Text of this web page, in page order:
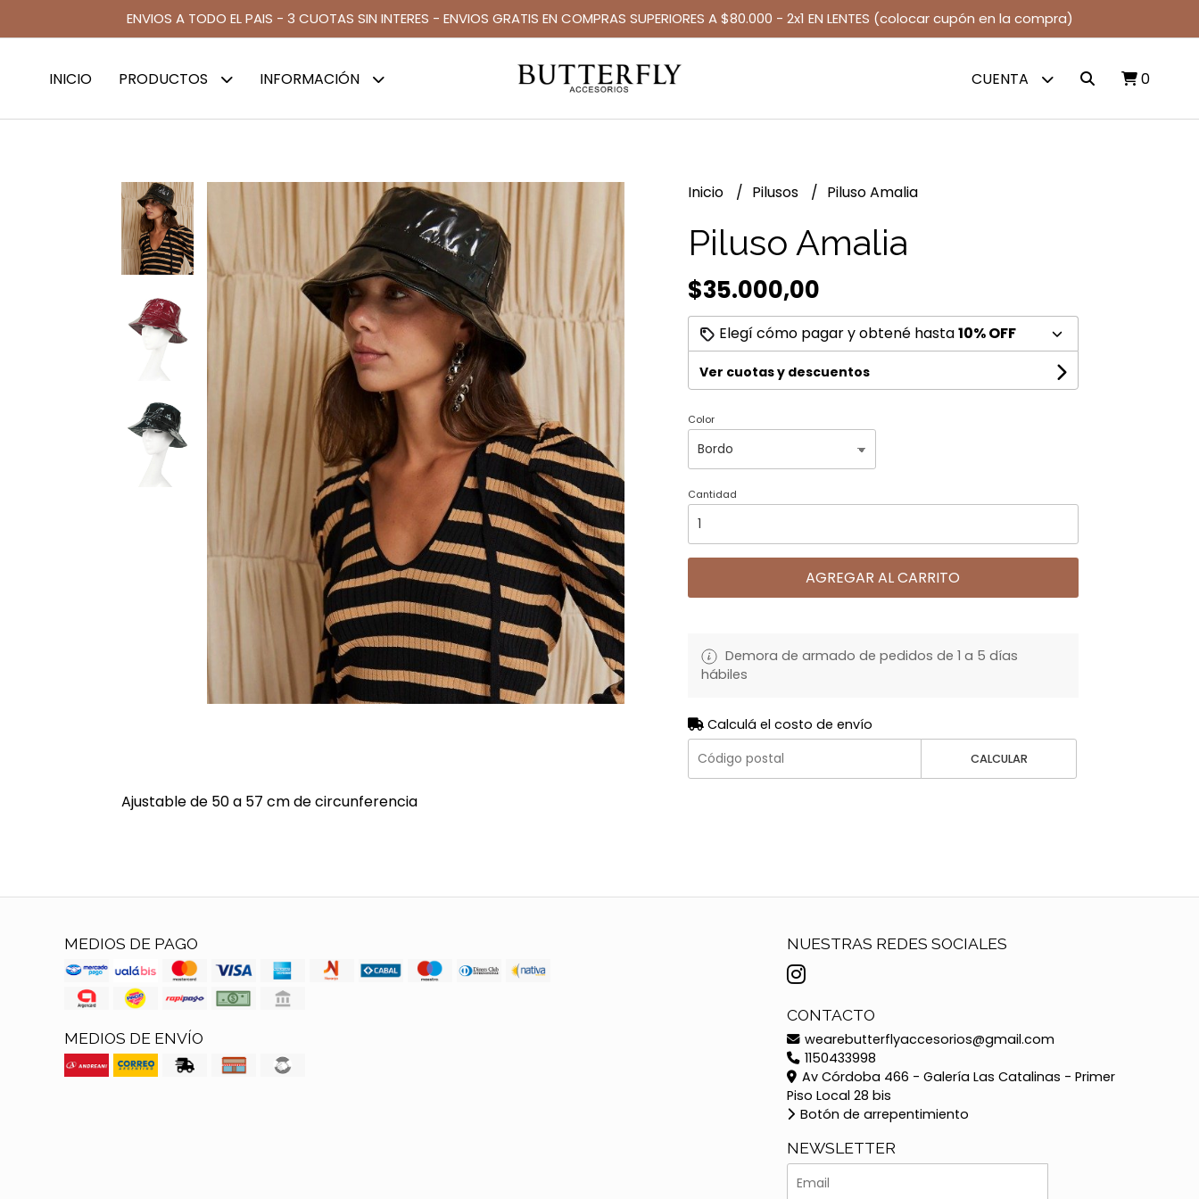
ENVIOS A TODO EL PAIS - 3 CUOTAS SIN INTERES - ENVIOS GRATIS EN COMPRAS SUPERIORES A $80.000 - 2x1 EN LENTES (colocar cupón en la compra)
INICIO PRODUCTOS INFORMACIÓN CUENTA 0
Ajustable de 50 a 57 cm de circunferencia
Inicio Pilusos Piluso Amalia
Piluso Amalia
$35.000,00
Elegí cómo pagar y obtené hasta10% OFF
Ver cuotas y descuentos
Color
Cantidad
AGREGAR AL CARRITO
Demora de armado de pedidos de 1 a 5 días
hábiles
Calculá el costo de envío
CALCULAR
MEDIOS DE PAGO
MEDIOS DE ENVÍO
NUESTRAS REDES SOCIALES
CONTACTO
wearebutterflyaccesorios@gmail.com
1150433998
Av Córdoba 466 - Galería Las Catalinas - Primer
Piso Local 28 bis
Botón de arrepentimiento
NEWSLETTER